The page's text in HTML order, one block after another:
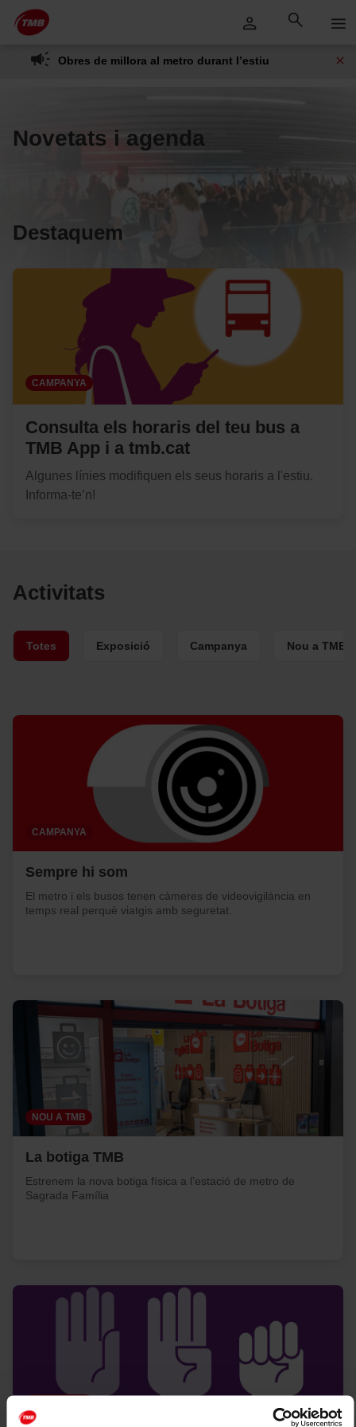
Salta al contingut principal
Saltar
al
contingut
Obres de millora al metro durant l’estiu
Novetats i agenda
Destaquem
CAMPANYA
Consulta els horaris del teu bus a
TMB App i a tmb.cat
Algunes línies modifiquen els seus horaris a l'estiu.
Informa-te’n!
Activitats
Totes Exposició Campanya Nou a TMB
CAMPANYA
Sempre hi som
El metro i els busos tenen càmeres de videovigilància en
temps real perquè viatgis amb seguretat.
NOU A TMB
La botiga TMB
Estrenem la nova botiga física a l’estació de metro de
Sagrada Família